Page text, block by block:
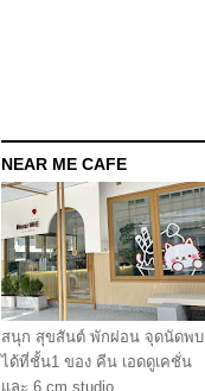
NEAR ME CAFE
สนุก สุขสันต์ พักผ่อน จุดนัดพบ
ได้ที่ชั้น1 ของ คีน เอดดูเคชั่น
และ 6 cm.studio